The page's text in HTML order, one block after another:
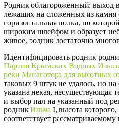
Родник облагороженный: выход
лежащих на сложенных из камня
горизонтальная полка, по
широким шлейфом и образует
живое, родник достаточно
Идентифицировать родник
Партии Крымских Водных
реки Манаготора для высотных
таковых 9 штук не удалось, но
указана некая, несуществующая
и выбор пал на указанный под
родник Ильча I, высота
соответствует рассматриваемому